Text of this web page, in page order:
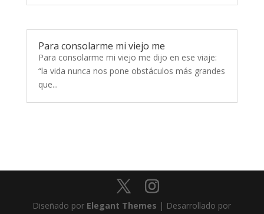
Para consolarme mi viejo me
Para consolarme mi viejo me dijo en ese viaje:
“la vida nunca nos pone obstáculos más grandes
que...
Diseñado por Elegant Themes | Desarrollado por